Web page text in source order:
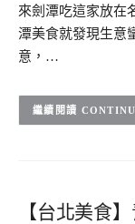
來劍潭吃這家放在
潭美食就發現生意
意，…
【台北美食